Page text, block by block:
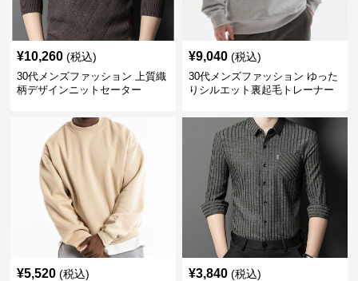
¥10,260 (税込)
30代メンズファッション 上質織
柄デザインニットセーター
¥9,040 (税込)
30代メンズファッション ゆった
りシルエット裏起毛トレーナー
¥5,520 (税込) ¥3,840 (税込)